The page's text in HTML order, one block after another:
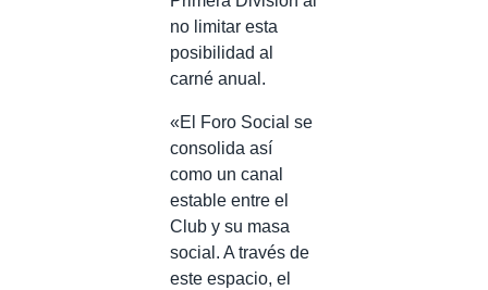
no limitar esta
posibilidad al
carné anual.
«El Foro Social se
consolida así
como un canal
estable entre el
Club y su masa
social. A través de
este espacio, el